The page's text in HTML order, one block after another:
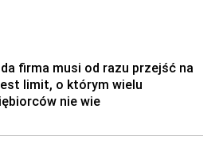
firma musi od razu przejść na
limit, o którym wielu
nie wie